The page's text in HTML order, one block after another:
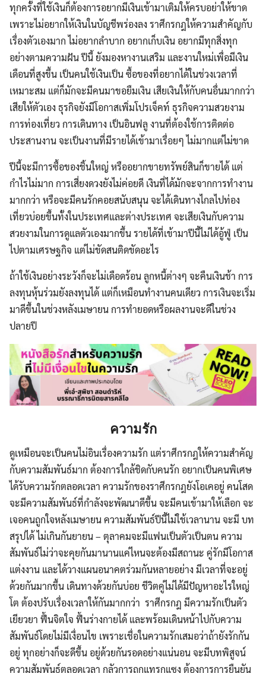
ทุกครั้งที่ใช้เงินก็ต้องการอยากมีเงินเข้ามาเติมให้ครบอย่าให้ขาด
เพราะไม่อยากให้เงินในบัญชีพร่องลง ราศีกรกฎให้ความสำคัญกับ
เรื่องตัวเองมาก ไม่อยากลำบาก อยากเก็บเงิน อยากมีทุกสิ่งทุก
อย่างตามความฝัน ปีนี้ ยังมองหางานเสริม และงานใหม่เพื่อมีเงิน
เดือนที่สูงขึ้น เป็นคนใช้เงินเป็น ซื้อของที่อยากได้ในช่วงเวลาที่
เหมาะสม แต่ก็มักจะมีคนมาขอยืมเงิน เสียเงินให้กับคนอื่นมากกว่า
เสียให้ตัวเอง ธุรกิจยังมีโอกาสเพิ่มโปรเจ็คท์ ธุรกิจความสวยงาม
การท่องเที่ยว การเดินทาง เป็นอินฟลู งานที่ต้องใช้การติดต่อ
ประสานงาน จะเป็นงานที่มีรายได้เข้ามาเรื่อยๆ ไม่มากแต่ไม่ขาด
ปีนี้จะมีการซื้อของชิ้นใหญ่ หรืออยากขายทรัพย์สินก็ขายได้ แต่
กำไรไม่มาก การเสี่ยงดวงยังไม่ค่อยดี เงินที่ได้มักจะจากการทำงาน
มากกว่า หรือจะมีคนรักคอยสนับสนุน จะได้เดินทางไกลไปท่อง
เที่ยวบ่อยขึ้นทั้งในประเทศและต่างประเทศ จะเสียเงินกับความ
สวยงามในการดูแลตัวเองมากขึ้น รายได้ที่เข้ามาปีนี้ไม่ได้อู้ฟู่ เป็น
ไปตามเศรษฐกิจ แต่ไม่ขัดสนติดขัดอะไร
ถ้าใช้เงินอย่างระวังก็จะไม่เดือดร้อน ลูกหนี้ต่างๆ จะคืนเงินช้า การ
ลงทุนหุ้นร่วมยังลงทุนได้ แต่ก็เหมือนทำงานคนเดียว การเงินจะเริ่ม
มาดีขึ้นในช่วงหลังเมษายน การทำยอดหรือผลงานจะดีในช่วง
ปลายปี
ความรัก
ดูเหมือนจะเป็นคนไม่อินเรื่องความรัก แต่ราศีกรกฎให้ความสำคัญ
กับความสัมพันธ์มาก ต้องการใกล้ชิดกับคนรัก อยากเป็นคนพิเศษ
ได้รับความรักตลอดเวลา ความรักของราศีกรกฎยังโอเคอยู่ คนโสด
จะมีความสัมพันธ์ที่กำลังจะพัฒนาดีขึ้น จะมีคนเข้ามาให้เลือก จะ
เจอคนถูกใจหลังเมษายน ความสัมพันธ์ปีนี้ไม่ใช้เวลานาน จะมี บท
สรุปได้ ไม่เกินกันยายน – ตุลาคมจะมีแฟนเป็นตัวเป็นตน ความ
สัมพันธ์ไม่ว่าจะคุยกันมานานแค่ไหนจะต้องมีสถานะ คู่รักมีโอกาส
แต่งงาน และได้วางแผนอนาคตร่วมกันหลายอย่าง มีเวลาที่จะอยู่
ด้วยกันมากขึ้น เดินทางด้วยกันบ่อย ชีวิตคู่ไม่ได้มีปัญหาอะไรใหญ่
โต ต้องปรับเรื่องเวลาให้กันมากกว่า ราศีกรกฎ มีความรักเป็นตัว
เยียวยา ฟื้นจิตใจ ฟื้นร่างกายได้ และพร้อมเดินหน้าไปกับความ
สัมพันธ์โดยไม่มีเงื่อนไข เพราะเชื่อในความรักเสมอว่าถ้ายังรักกัน
อยู่ ทุกอย่างก็จะดีขึ้น อยู่ด้วยกันรอดอย่างแน่นอน จะมีบทพิสูจน์
ความสัมพันธ์ตลอดเวลา กลัวการถูกแทรกแซง ต้องการการยืนยัน